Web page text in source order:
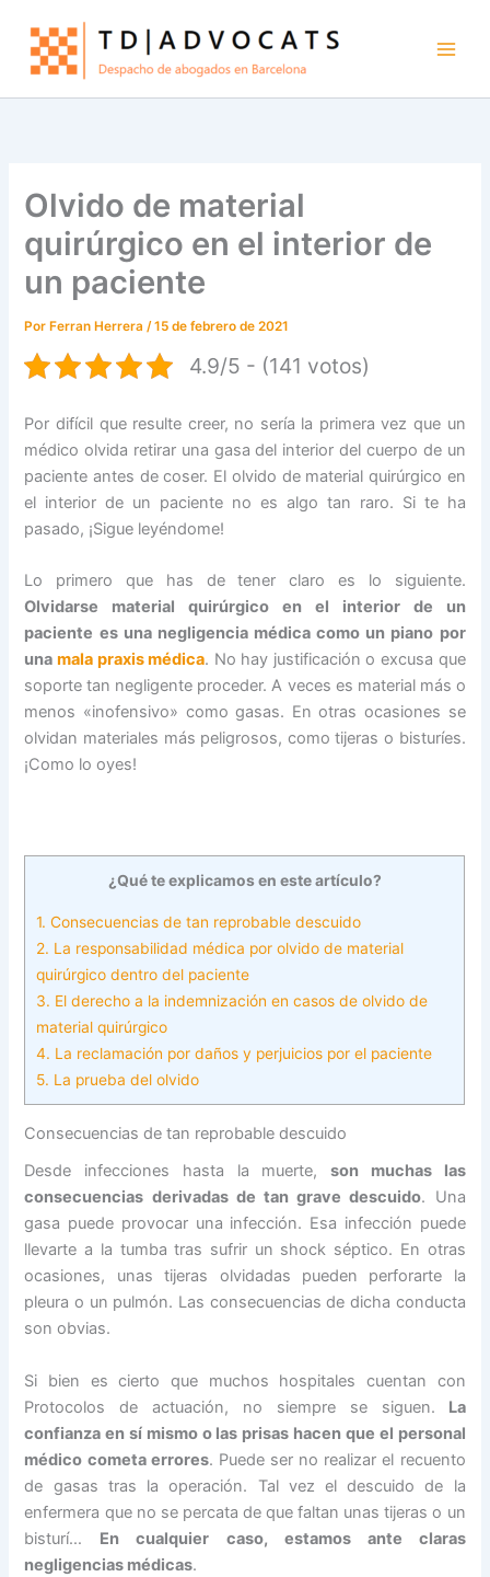
contenido
Olvido de material
quirúrgico en el interior de
un paciente
Por Ferran Herrera/15 de febrero de 2021
4.9/5 - (141 votos)
Por difícil que resulte creer, no sería la primera vez que un
médico olvida retirar una gasa del interior del cuerpo de un
paciente antes de coser. El olvido de material quirúrgico en
el interior de un paciente no es algo tan raro. Si te ha
pasado, ¡Sigue leyéndome!
Lo primero que has de tener claro es lo siguiente.
Olvidarse material quirúrgico en el interior de un
paciente es una negligencia médica como un piano por
unamala praxis médica. No hay justificación o excusa que
soporte tan negligente proceder. A veces es material más o
menos «inofensivo» como gasas. En otras ocasiones se
olvidan materiales más peligrosos, como tijeras o bisturíes.
¡Como lo oyes!
¿Qué te explicamos en este artículo?
1. Consecuencias de tan reprobable descuido
2. La responsabilidad médica por olvido de material
quirúrgico dentro del paciente
3. El derecho a la indemnización en casos de olvido de
material quirúrgico
4. La reclamación por daños y perjuicios por el paciente
5. La prueba del olvido
Consecuencias de tan reprobable descuido
Desde infecciones hasta la muerte,son muchas las
consecuencias derivadas de tan grave descuido. Una
gasa puede provocar una infección. Esa infección puede
llevarte a la tumba tras sufrir un shock séptico. En otras
ocasiones, unas tijeras olvidadas pueden perforarte la
pleura o un pulmón. Las consecuencias de dicha conducta
son obvias.
Si bien es cierto que muchos hospitales cuentan con
Protocolos de actuación, no siempre se siguen. La
confianza en sí mismo o las prisas hacen que el personal
médico cometa errores. Puede ser no realizar el recuento
de gasas tras la operación. Tal vez el descuido de la
enfermera que no se percata de que faltan unas tijeras o un
bisturí… En cualquier caso, estamos ante claras
negligencias médicas.